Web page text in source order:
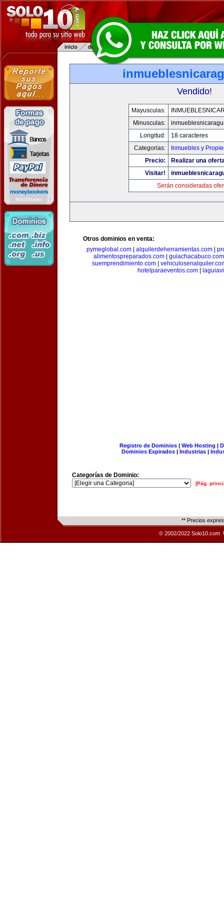
Vendido!
Mayusculas:
Minusculas:
Longitud:
18 caracteres
Categorias:
Inmuebles y
Precio:
Realizar una
Visitar!
Serán consideradas
Otros dominios en venta:
pymeglobal.com| alquilerdeherramientas.com|
alimentospreparados.com| guiachacabuco.com
suemprendimiento.com|
hotelparaeventos.com|
Registro de Dominios| Web Hosting |
Dominios Expirados | Industrias |
Categorías de Dominio:
[Pág.
** Precios
© 2002/2022 Solo10.com